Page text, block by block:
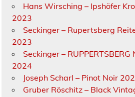
Hans Wirsching – Ipshöfer
2023
Seckinger – Rupertsberg
2023
Seckinger – RUPPERTSBERG
2024
Joseph Scharl – Pinot Noir
Gruber Röschitz – Black